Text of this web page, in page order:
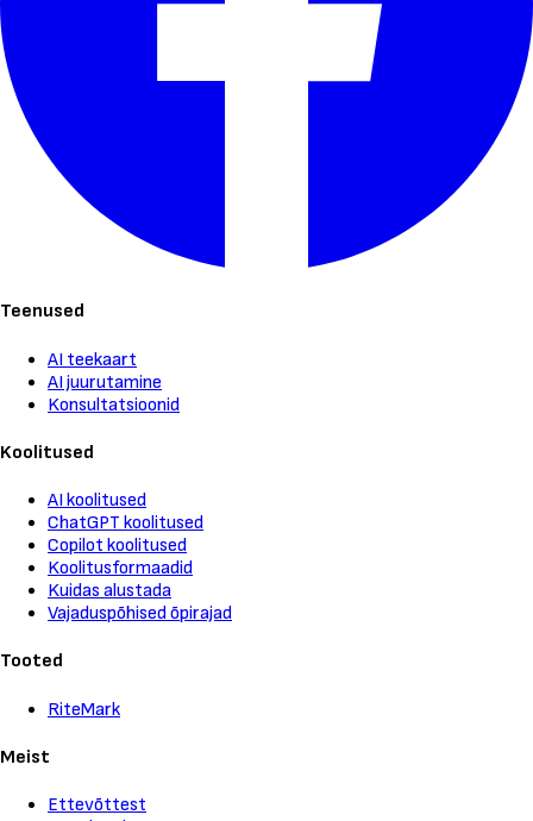
Teenused
AI teekaart
AI juurutamine
Konsultatsioonid
Koolitused
AI koolitused
ChatGPT koolitused
Copilot koolitused
Koolitusformaadid
Kuidas alustada
Vajaduspõhised õpirajad
Tooted
RiteMark
Meist
Ettevõttest